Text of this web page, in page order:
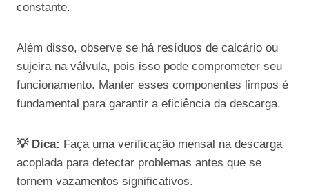
constante.
Além disso, observe se há resíduos de calcário ou
sujeira na válvula, pois isso pode comprometer seu
funcionamento. Manter esses componentes limpos é
fundamental para garantir a eficiência da descarga.
💡 Dica: Faça uma verificação mensal na descarga
acoplada para detectar problemas antes que se
tornem vazamentos significativos.